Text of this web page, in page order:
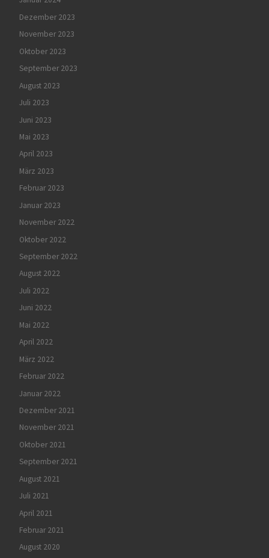
Dezember 2023
November 2023
Oktober 2023
September 2023
August 2023
Juli 2023
Juni 2023
Mai 2023
April 2023
März 2023
Februar 2023
Januar 2023
November 2022
Oktober 2022
September 2022
August 2022
Juli 2022
Juni 2022
Mai 2022
April 2022
März 2022
Februar 2022
Januar 2022
Dezember 2021
November 2021
Oktober 2021
September 2021
August 2021
Juli 2021
April 2021
Februar 2021
August 2020